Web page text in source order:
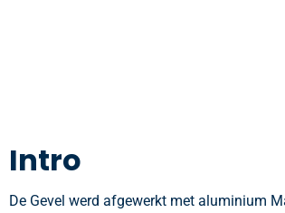
Intro
De Gevel werd afgewerkt met aluminium